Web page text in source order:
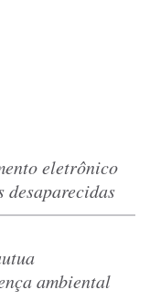
eletrônico
desaparecidas
ambiental